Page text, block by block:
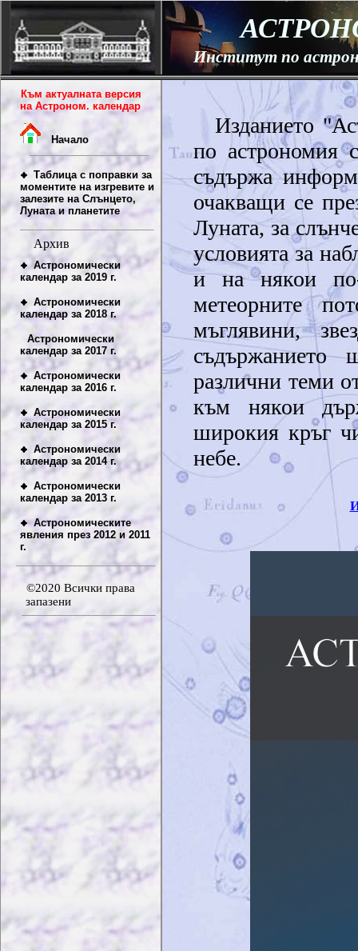
Изданието
по астрономия
съдържа
очакващи се
Луната, за
условията за
и на някои
метеорните
мъглявини,
съдържанието
различни теми
към някои
широкия кръг
небе.